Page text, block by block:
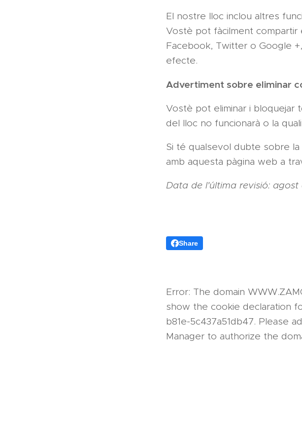
El nostre lloc inclou altres
Vostè pot fàcilment compartir
Facebook, Twitter o Google
efecte.
Advertiment sobre eliminar
Vostè pot eliminar i
del lloc no funcionarà o la
Si té qualsevol dubte sobre
amb aquesta pàgina web a
Data de l'última revisió: agost
Share
Error: The domain
show the cookie declaration
b81e-5c437a51db47. Please
Manager to authorize the